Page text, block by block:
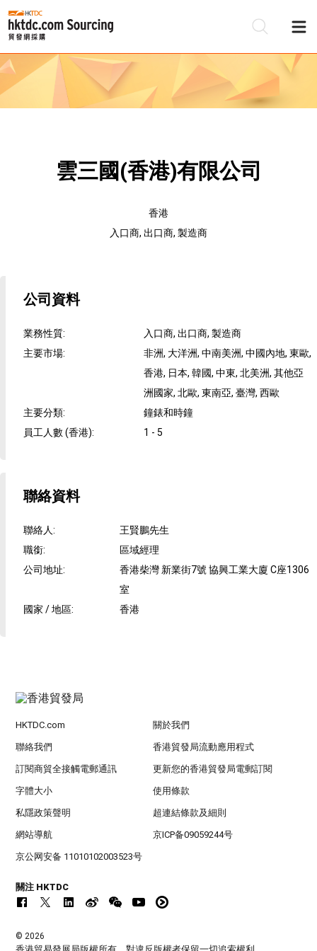
雲三國(香港)有限公司
香港
入口商, 出口商, 製造商
公司資料
業務性質:
入口商, 出口商, 製造商
主要市場:
非洲, 大洋洲, 中南美洲, 中國內地, 東歐,
香港, 日本, 韓國, 中東, 北美洲, 其他亞
洲國家, 北歐, 東南亞, 臺灣, 西歐
主要分類:
鐘錶和時鐘
員工人數 (香港): 1 - 5
聯絡資料
聯絡人:
王賢鵬先生
職銜:
區域經理
公司地址:
香港柴灣 新業街7號 協興工業大廈 C座1306
室
國家 / 地區: 香港
HKTDC.com 關於我們
聯絡我們 香港貿發局流動應用程式
訂閱商貿全接觸電郵通訊 更新您的香港貿發局電郵訂閱
字體大小 使用條款
私隱政策聲明 超連結條款及細則
網站導航 京ICP备09059244号
京公网安备 11010102003523号
關注 HKTDC
© 2026